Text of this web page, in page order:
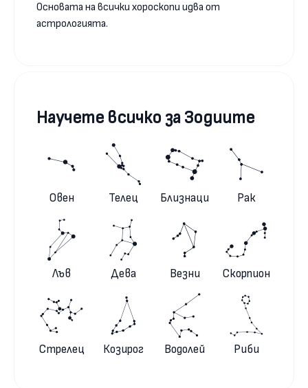
Основата на всички хороскопи идва от
астрологията.
Научете всичко за Зодиите
Овен Телец Близнаци Рак
Лъв Дева Везни Скорпион
Стрелец Козирог Водолей Риби